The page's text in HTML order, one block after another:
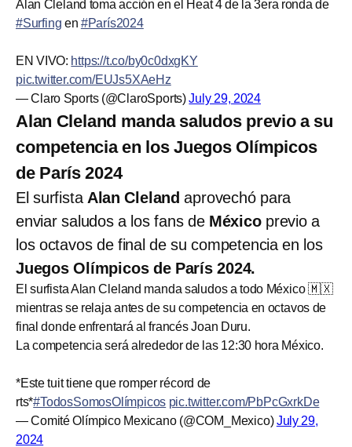
Alan Cleland toma acción en el Heat 4 de la 3era ronda de
#Surfing en #París2024
EN VIVO: https://t.co/by0c0dxgKY
pic.twitter.com/EUJs5XAeHz
— Claro Sports (@ClaroSports)July 29, 2024
Alan Cleland manda saludos previo a su
competencia en los Juegos Olímpicos
de París 2024
El surfista Alan Cleland aprovechó para
enviar saludos a los fans de Méxicoprevio a
los octavos de final de su competencia en los
Juegos Olímpicos de París 2024.
El surfista Alan Cleland manda saludos a todo México 🇲🇽
mientras se relaja antes de su competencia en octavos de
final donde enfrentará al francés Joan Duru.
La competencia será alrededor de las 12:30 hora México.
*Este tuit tiene que romper récord de
rts*#TodosSomosOlímpicos pic.twitter.com/PbPcGxrkDe
— Comité Olímpico Mexicano (@COM_Mexico)July 29,
2024